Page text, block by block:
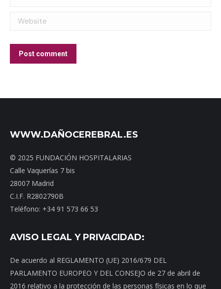
Website
Post comment
WWW.DAÑOCEREBRAL.ES
© 2025 FUNDACIÓN HOSPITALARIAS
Calle Vaquerías 7 bis
28007 Madrid
C.I.F. R2802790B
Teléfono: +34 91 573 66 53
AVISO LEGAL Y PRIVACIDAD:
De acuerdo al REGLAMENTO (UE) 2016/679 DEL
PARLAMENTO EUROPEO Y DEL CONSEJO de 27 de abril de
2016 relativo a la protección de las personas físicas en lo que